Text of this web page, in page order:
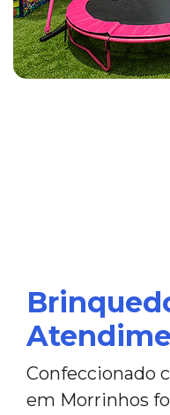
Confeccionado
em Morrinhos